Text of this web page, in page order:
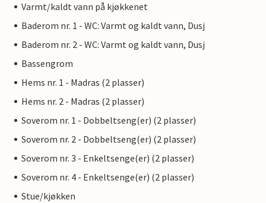
Varmt/kaldt vann på kjøkkenet
Baderom nr. 1 - WC: Varmt og kaldt vann, Dusj
Baderom nr. 2 - WC: Varmt og kaldt vann, Dusj
Bassengrom
Hems nr. 1 - Madras (2 plasser)
Hems nr. 2 - Madras (2 plasser)
Soverom nr. 1 - Dobbeltseng(er) (2 plasser)
Soverom nr. 2 - Dobbeltseng(er) (2 plasser)
Soverom nr. 3 - Enkeltsenge(er) (2 plasser)
Soverom nr. 4 - Enkeltsenge(er) (2 plasser)
Stue/kjøkken